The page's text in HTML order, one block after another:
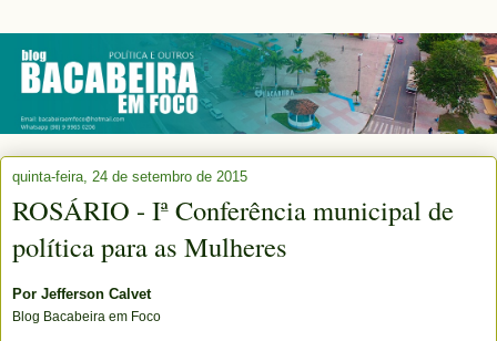
quinta-feira, 24 de setembro de 2015
ROSÁRIO - Iª Conferência municipal de
política para as Mulheres
Por Jefferson Calvet
Blog Bacabeira em Foco